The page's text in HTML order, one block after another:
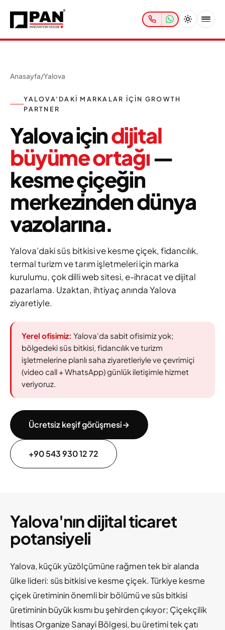
Anasayfa/Yalova
YALOVA'DAKI MARKALAR IÇIN GROWTH
PARTNER
Yalova içindijital
büyüme ortağı—
kesme çiçeğin
merkezinden dünya
vazolarına.
Yalova'daki süs bitkisi ve kesme çiçek, fidancılık,
termal turizm ve tarım işletmeleri için marka
kurulumu, çok dilli web sitesi, e-ihracat ve dijital
pazarlama. Uzaktan, ihtiyaç anında Yalova
ziyaretiyle.
Yerel ofisimiz: Yalova'da sabit ofisimiz yok;
bölgedeki süs bitkisi, fidancılık ve turizm
işletmelerine planlı saha ziyaretleriyle ve çevrimiçi
(video call + WhatsApp) günlük iletişimle hizmet
veriyoruz.
Ücretsiz keşif görüşmesi→
+90 543 930 12 72
Yalova'nın dijital ticaret
potansiyeli
Yalova, küçük yüzölçümüne rağmen tek bir alanda
ülke lideri: süs bitkisi ve kesme çiçek. Türkiye kesme
çiçek üretiminin önemli bir bölümü ve süs bitkisi
üretiminin büyük kısmı bu şehirden çıkıyor; Çiçekçilik
İhtisas Organize Sanayi Bölgesi, bu üretimi tek çatı